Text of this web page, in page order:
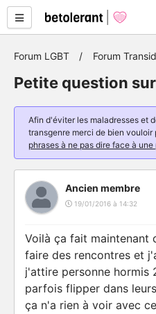
Forum LGBT Forum
Petite question
Afin d'éviter les maladresses et
transgenre merci de bien
phrases à ne pas dire face à
Ancien membre
19/01/2016 à 14:32
Voilà ça fait maintenant
faire des rencontres et
j'attire personne hormis
parfois flipper dans
ça n'a rien à voir avec